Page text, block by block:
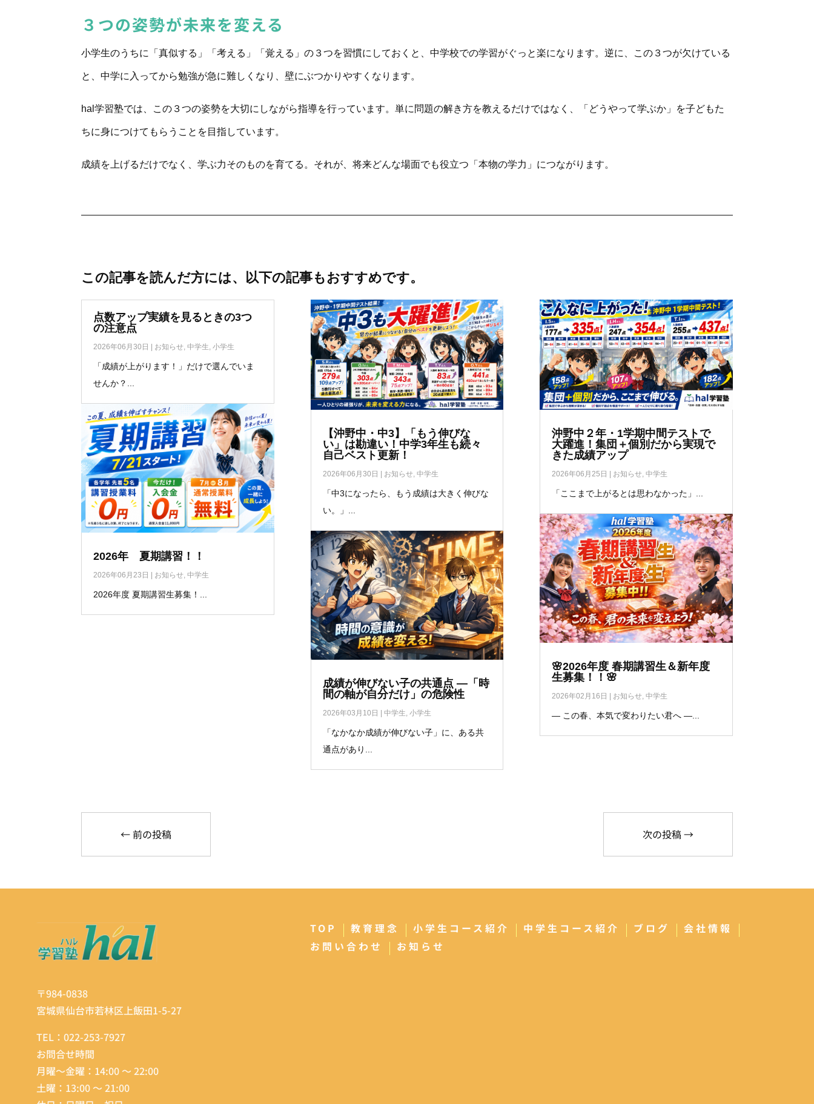
３つの姿勢が未来を変える
小学生のうちに「真似する」「考える」「覚える」の３つを習慣にしておくと、中学校での学習がぐっと楽になります。逆に、この３つが欠けている
と、中学に入ってから勉強が急に難しくなり、壁にぶつかりやすくなります。
hal学習塾では、この３つの姿勢を大切にしながら指導を行っています。単に問題の解き方を教えるだけではなく、「どうやって学ぶか」を子どもた
ちに身につけてもらうことを目指しています。
成績を上げるだけでなく、学ぶ力そのものを育てる。それが、将来どんな場面でも役立つ「本物の学力」につながります。
この記事を読んだ方には、以下の記事もおすすめです。
点数アップ実績を見るときの3つ
の注意点
2026年06月30日 お知らせ,中学生,小学生
「成績が上がります！」だけで選んでいま
せんか？...
2026年 夏期講習！！
2026年06月23日 | お知らせ,中学生
2026年度 夏期講習生募集！...
【沖野中・中3】「もう伸びな
い」は勘違い！中学3年生も続々
自己ベスト更新！
2026年06月30日 お知らせ, 中学生
「中3になったら、もう成績は大きく伸びな
い。」...
成績が伸びない子の共通点 ―「時
間の軸が自分だけ」の危険性
2026年03月10日 中学生, 小学生
「なかなか成績が伸びない子」に、ある共
通点があり...
沖野中２年・1学期中間テストで
大躍進！集団＋個別だから実現で
きた成績アップ
2026年06月25日 お知らせ, 中学生
「ここまで上がるとは思わなかった」...
🌸2026年度 春期講習生＆新年度
生募集！！🌸
2026年02月16日 お知らせ, 中学生
― この春、本気で変わりたい君へ ―...
←前の投稿 次の投稿 →
〒984-0838
宮城県仙台市若林区上飯田1-5-27
TEL： 022-253-7927
お問合せ時間
月曜～金曜：14:00 ～ 22:00
土曜：13:00 ～ 21:00
TOP 教育理念 小学生コース紹介 中学生コース紹介 ブログ
会社情報
お問い合わせ
お知らせ